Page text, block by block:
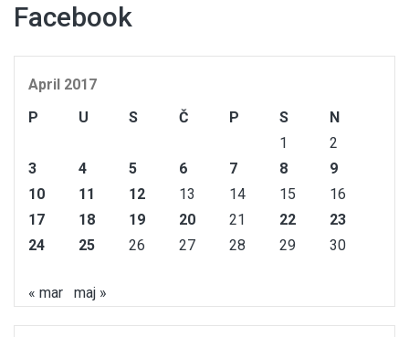
Facebook
April 2017
P
U S Č P S
N
1
2
3
4 5 6 7 8
9
10
11 12 13 14 15
16
17
18 19 20 21 22
23
24
25 26 27 28 29 30
« mar maj »